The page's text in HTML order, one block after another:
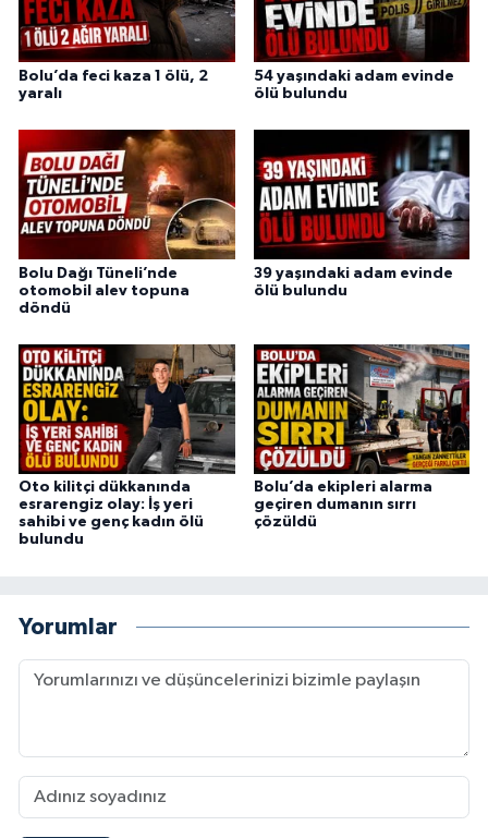
Bolu’da feci kaza 1 ölü, 2
yaralı
54 yaşındaki adam evinde
ölü bulundu
Bolu Dağı Tüneli’nde
otomobil alev topuna
döndü
39 yaşındaki adam evinde
ölü bulundu
Oto kilitçi dükkanında
esrarengiz olay: İş yeri
sahibi ve genç kadın ölü
bulundu
Bolu’da ekipleri alarma
geçiren dumanın sırrı
çözüldü
Yorumlar